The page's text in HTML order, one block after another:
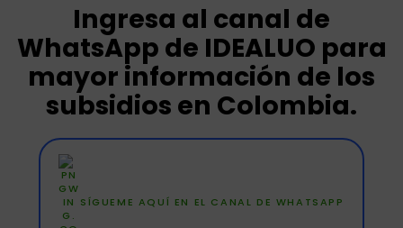
Ingresa al canal de
WhatsApp de IDEALUO para
mayor información de los
subsidios en Colombia.
SÍGUEME AQUÍ EN EL CANAL DE WHATSAPP